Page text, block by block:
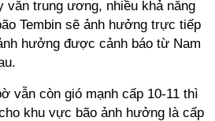
văn trung ương, nhiều khả năng
Tembin sẽ ảnh hưởng trực tiếp
hưởng được cảnh báo từ Nam
vẫn còn gió mạnh cấp 10-11 thì
khu vực bão ảnh hưởng là cấp